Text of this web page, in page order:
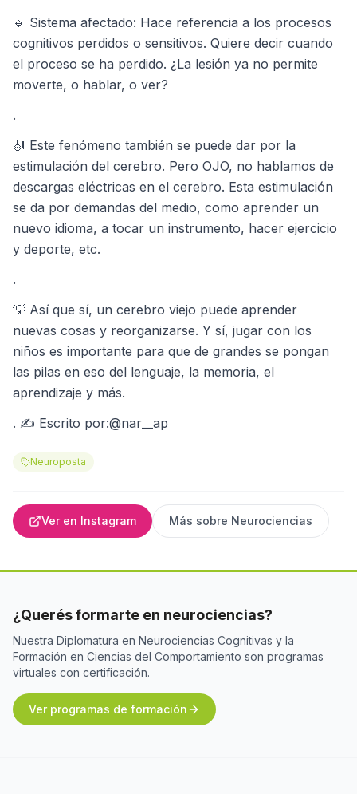
🔹 Sistema afectado: Hace referencia a los procesos
cognitivos perdidos o sensitivos. Quiere decir cuando
el proceso se ha perdido. ¿La lesión ya no permite
moverte, o hablar, o ver?
.
🎻 Este fenómeno también se puede dar por la
estimulación del cerebro. Pero OJO, no hablamos de
descargas eléctricas en el cerebro. Esta estimulación
se da por demandas del medio, como aprender un
nuevo idioma, a tocar un instrumento, hacer ejercicio
y deporte, etc.
.
💡 Así que sí, un cerebro viejo puede aprender
nuevas cosas y reorganizarse. Y sí, jugar con los
niños es importante para que de grandes se pongan
las pilas en eso del lenguaje, la memoria, el
aprendizaje y más.
. ✍ Escrito por:@nar__ap
Neuroposta
Ver en Instagram Más sobre Neurociencias
¿Querés formarte en neurociencias?
Nuestra Diplomatura en Neurociencias Cognitivas y la
Formación en Ciencias del Comportamiento son programas
virtuales con certificación.
Ver programas de formación